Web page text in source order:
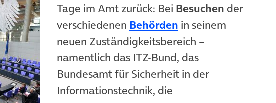
Tage im Amt zurück: Bei Besuchen der
verschiedenen Behörden (öffnet in neuem
in seinem
neuen Zuständigkeitsbereich –
namentlich das ITZ-Bund, das
Bundesamt für Sicherheit in der
Informationstechnik, die